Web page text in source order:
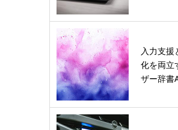
入力支援
化を両立
ザー辞書